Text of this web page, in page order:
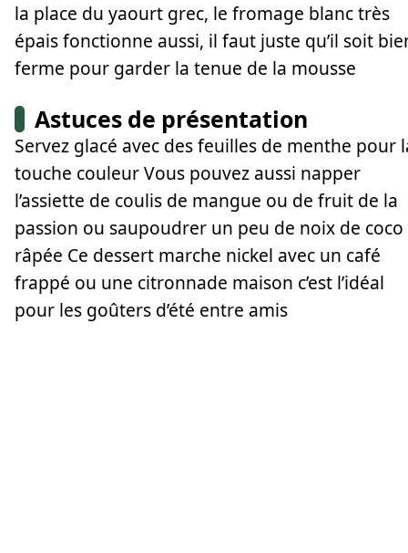
la place du yaourt grec, le fromage blanc très
épais fonctionne aussi, il faut juste qu’il soit
ferme pour garder la tenue de la mousse
Astuces de présentation
Servez glacé avec des feuilles de menthe pour
touche couleur Vous pouvez aussi napper
l’assiette de coulis de mangue ou de fruit de la
passion ou saupoudrer un peu de noix de coco
râpée Ce dessert marche nickel avec un café
frappé ou une citronnade maison c’est l’idéal
pour les goûters d’été entre amis